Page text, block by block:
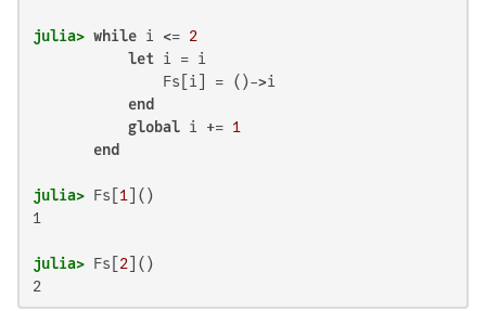
julia> while i <= 2
let i = i
               Fs[i] = ()->i
end
global i += 1
end
julia> Fs[ 1
1
julia> Fs[ 2
2